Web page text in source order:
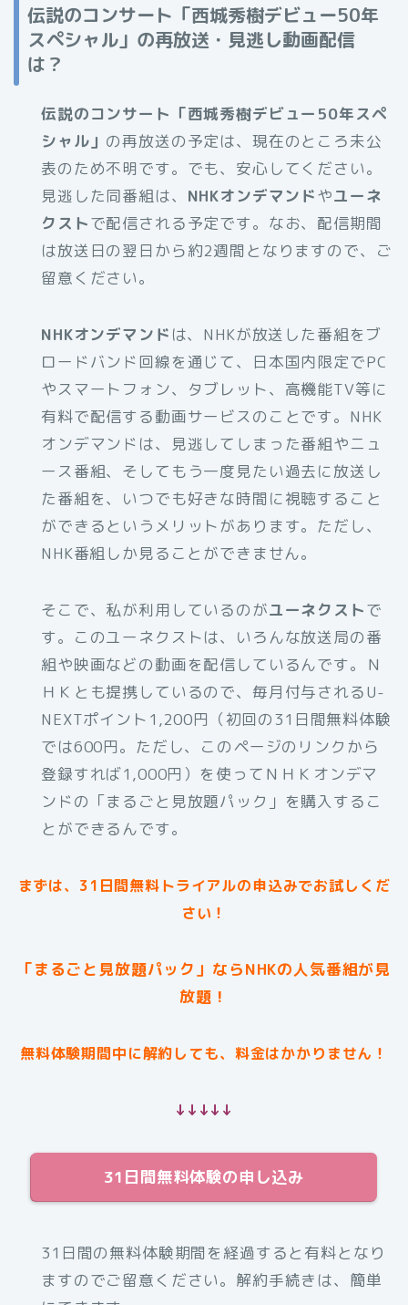
伝説のコンサート「西城秀樹デビュー50年
スペシャル」の再放送・見逃し動画配信
は？
伝説のコンサート「西城秀樹デビュー50年スペ
シャル」 の再放送の予定は、現在のところ未公
表のため不明です。でも、安心してください。
見逃した同番組は、 NHKオンデマンドやユーネ
クストで配信される予定です。なお、配信期間
は放送日の翌日から約2週間となりますので、ご
留意ください。
NHKオンデマンド は、NHKが放送した番組をブ
ロードバンド回線を通じて、日本国内限定でPC
やスマートフォン、タブレット、高機能TV等に
有料で配信する動画サービスのことです。NHK
オンデマンドは、見逃してしまった番組やニュ
ース番組、そしてもう一度見たい過去に放送し
た番組を、いつでも好きな時間に視聴すること
ができるというメリットがあります。ただし、
NHK番組しか見ることができません。
そこで、私が利用しているのがユーネクストで
す。このユーネクストは、いろんな放送局の番
組や映画などの動画を配信しているんです。Ｎ
ＨＫとも提携しているので、毎月付与されるU-
NEXTポイント1,200円（初回の31日間無料体験
では600円。ただし、このページのリンクから
登録すれば1,000円）を使ってＮＨＫオンデマ
ンドの「まるごと見放題パック」を購入するこ
とができるんです。
まずは、31日間無料トライアルの申込みでお試しくだ
さい！
「まるごと見放題パック」ならNHKの人気番組が見
放題！
無料体験期間中に解約しても、料金はかかりません！
↓↓↓↓↓
31日間無料体験の申し込み
31日間の無料体験期間を経過すると有料となり
ますのでご留意ください。解約手続きは、簡単